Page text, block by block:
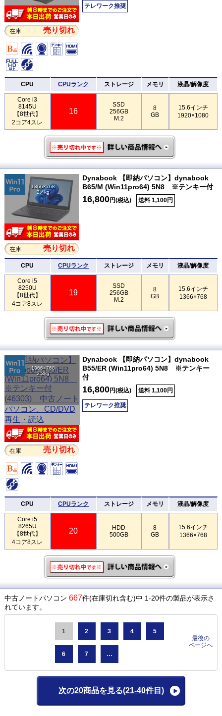
在庫 売り切れ
テレワーク推奨
CPU CPUランク ストレージ メモリ 液晶/解像度
Core i3
8145U
【8世代】
2コア4スレ
16
SSD
256GB
M.2
8
GB
15.6インチ
1920×1080
1366×768
2.4kg
在庫 売り切れ
Dynabook 【即納パソコン】dynabook
B65/M (Win11pro64) 5N8 ※テンキー付
16,800円(税込) 送料 1,100円
CPU CPUランク ストレージ メモリ 液晶/解像度
Core i5
8250U
【8世代】
4コア8スレ
19
SSD
256GB
M.2
8
GB
15.6インチ
1366×768
1366×768
2.3kg
在庫 売り切れ
Dynabook 【即納パソコン】dynabook
B55/ER (Win11pro64) 5N8 ※テンキー
付
16,800円(税込) 送料 1,100円
テレワーク推奨
CPU CPUランク ストレージ メモリ 液晶/解像度
Core i5
8265U
【8世代】
4コア8スレ
20
HDD
500GB
8
GB
15.6インチ
1366×768
中古ノートパソコン 667件(在庫切れ含む)中 1-20件の製品が表示さ
れています。
1 2 3 4 5
6 7 …
最後の
ページへ
次の20商品を見る(21-40件目)